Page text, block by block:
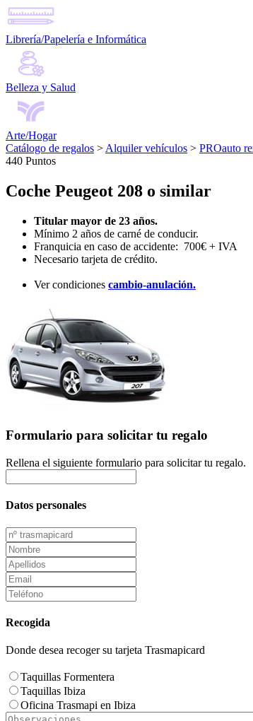
Librería/Papelería e Informática
Belleza y Salud
Arte/Hogar
Catálogo de regalos > Alquiler vehículos > PROauto
440 Puntos
Coche Peugeot 208 o similar
Titular mayor de 23 años.
Mínimo 2 años de carné de conducir.
Franquicia en caso de accidente: 700€ + IVA
Necesario tarjeta de crédito.
Ver condiciones cambio-anulación.
Formulario para solicitar tu regalo
Rellena el siguiente formulario para solicitar tu regalo.
Datos personales
Recogida
Donde desea recoger su tarjeta Trasmapicard
Taquillas Formentera
Taquillas Ibiza
Oficina Trasmapi en Ibiza